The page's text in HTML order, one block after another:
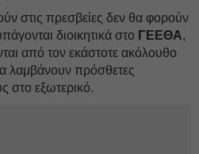
στις πρεσβείες δεν θα φορούν
διοικητικά στο ΓΕΕΘΑ,
από τον εκάστοτε ακόλουθο
λαμβάνουν πρόσθετες
στο εξωτερικό.